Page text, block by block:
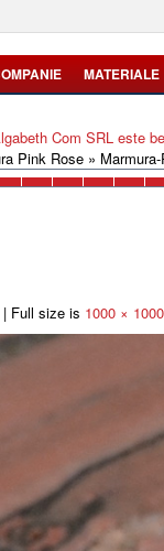
MATERIALE
Com SRL este
Pink Rose »
| Full size is 1000 × 1000